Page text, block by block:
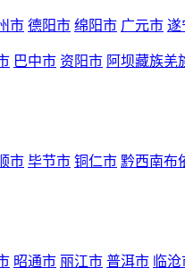
市 德阳市 绵阳市 广元市 遂
巴中市 资阳市 阿坝藏族羌
市 毕节市 铜仁市 黔西南布
昭通市 丽江市 普洱市 临